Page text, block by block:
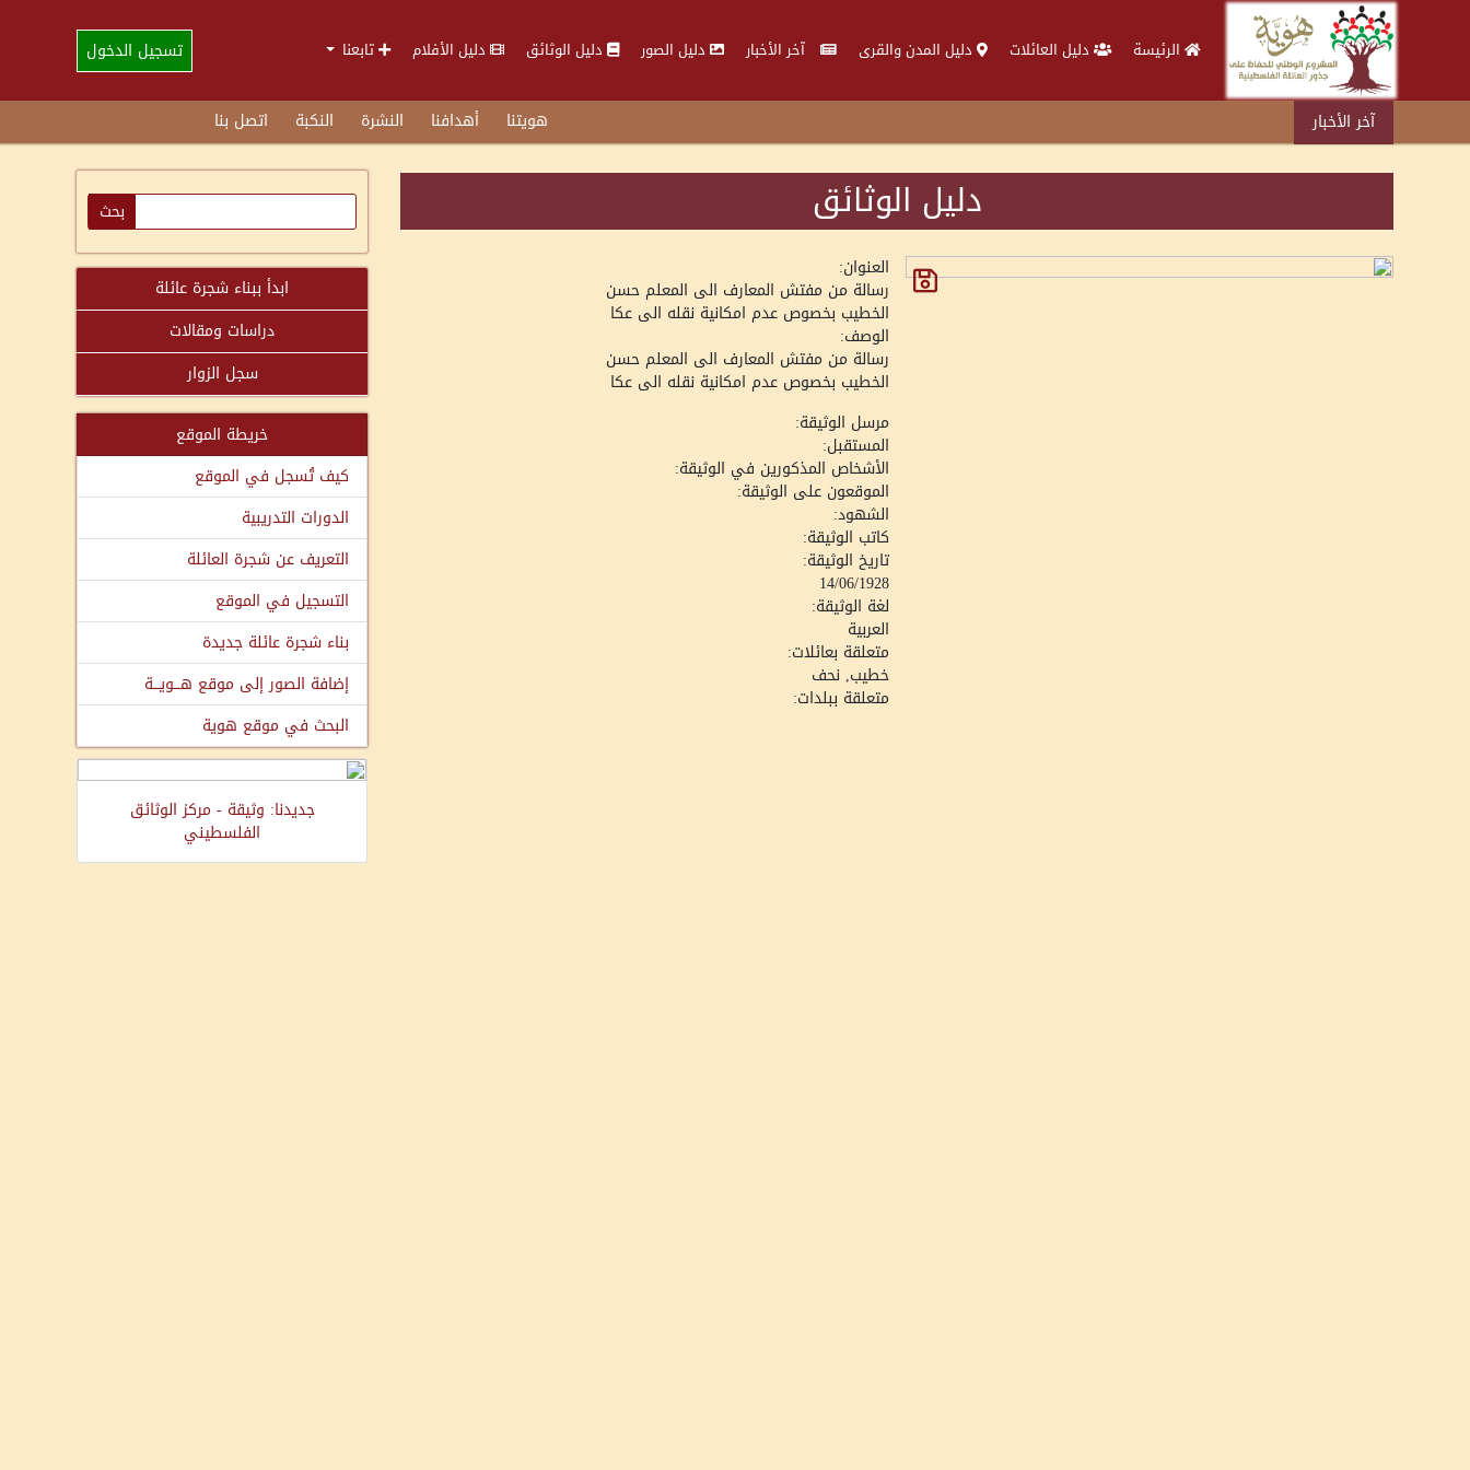
الرئيسة دليل العائلات دليل المدن والقرى آخر الأخبار دليل الصور دليل الوثائق دليل الأفلام تابعنا تسجيل الدخول
آخر الأخبار هويتنا أهدافنا النشرة النكبة اتصل بنا
دليل الوثائق
العنوان:
رسالة من مفتش المعارف الى المعلم حسن
الخطيب بخصوص عدم امكانية نقله الى عكا
الوصف:
رسالة من مفتش المعارف الى المعلم حسن
الخطيب بخصوص عدم امكانية نقله الى عكا
مرسل الوثيقة:
المستقبل:
الأشخاص المذكورين في الوثيقة:
الموقعون على الوثيقة:
الشهود:
كاتب الوثيقة:
تاريخ الوثيقة:
14/06/1928
لغة الوثيقة:
العربية
متعلقة بعائلات:
خطيب, نحف
متعلقة ببلدات:
ابدأ ببناء شجرة عائلة
دراسات ومقالات
سجل الزوار
خريطة الموقع
كيف تُسجل في الموقع
الدورات التدريبية
التعريف عن شجرة العائلة
التسجيل في الموقع
بناء شجرة عائلة جديدة
إضافة الصور إلى موقع هـــويـــة
البحث في موقع هوية
جديدنا: وثيقة - مركز الوثائق
الفلسطيني